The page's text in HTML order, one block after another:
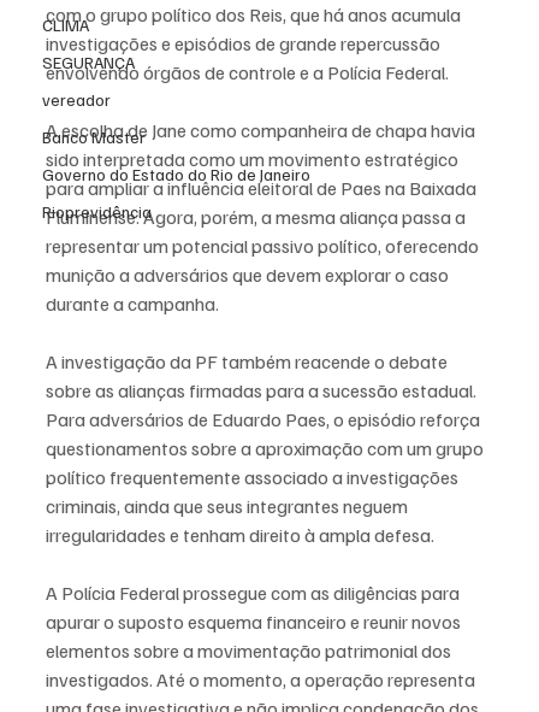
CLIMA
SEGURANÇA
vereador
Banco Master
Governo do Estado do Rio de Janeiro
Rioprevidência
com o grupo político dos Reis, que há anos acumula
investigações e episódios de grande repercussão
envolvendo órgãos de controle e a Polícia Federal.
A escolha de Jane como companheira de chapa havia
sido interpretada como um movimento estratégico
para ampliar a influência eleitoral de Paes na Baixada
Fluminense. Agora, porém, a mesma aliança passa a
representar um potencial passivo político, oferecendo
munição a adversários que devem explorar o caso
durante a campanha.
A investigação da PF também reacende o debate
sobre as alianças firmadas para a sucessão estadual.
Para adversários de Eduardo Paes, o episódio reforça
questionamentos sobre a aproximação com um grupo
político frequentemente associado a investigações
criminais, ainda que seus integrantes neguem
irregularidades e tenham direito à ampla defesa.
A Polícia Federal prossegue com as diligências para
apurar o suposto esquema financeiro e reunir novos
elementos sobre a movimentação patrimonial dos
investigados. Até o momento, a operação representa